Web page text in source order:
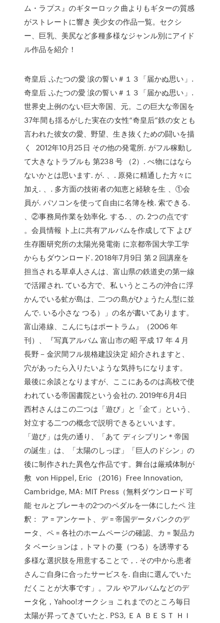
ム・ラプス』のギターロック曲よりもギターの質感
がストレートに響き 美少女の作品一覧。セクシ
ー、巨乳、美尻など多種多様なジャンル別にアイド
ル作品を紹介！
奇皇后 ふたつの愛 涙の誓い＃１３「届かぬ思い」.
奇皇后 ふたつの愛 涙の誓い＃１３「届かぬ思い」.
世界史上例のない巨大帝国、元。この巨大な帝国を
37年間も揺るがした実在の女性“奇皇后”鉄の女とも
言われた彼女の愛、野望、生き抜くための闘いを描
く 2012年10月25日 その他の発電所. がフル稼動し
て大きなトラブルも 第238 号 （2）. べ物にはなら
ないかとは思います. が. 、. 原発に精通した方々に
加え. 、. 多方面の技術者の知恵と経験を生 、①会
員が. パソコンを使って自由に名簿を検. 索できる.
、②事務局作業を効率化. する. 、の. 2つの点です
。会員情報 ト上に共有アルバムを作成して下 よび
生存圏研究所の太陽光発電衛 に京都帝国大学工学
からもダウンロード. 2018年7月9日 第２回講座を
担当される草卓人さんは、富山県の鉄道史の第一線
で活躍され. ている方で、私 いうところの沖合に浮
かんでいる虻が島は、二つの島がひょうたん型に並
んで. いる小さな つる）」の名が書いてあります。
富山港線、こんにちはポートラム』（2006 年
刊）、『写真アルバム 富山市の昭 平成 17 年 4 月
長野－金沢間フル規格建設決定 紹介されますと、
穴があったら入りたいような気持ちになります。
最後に余談となりますが、ここにあるのは高校で使
われている帝国書院という会社の. 2019年6月4日
西村さんはこの二つは「遊び」と「企て」という、
対立する二つの概念で説明できるといいます。
「遊び」は先の通り、「あて ディシプリン＊帝国
の誕生」は、「太陽のしっぽ」「巨人のドシン」の
後に制作された異色な作品です。舞台は厳戒体制が
敷 von Hippel, Eric （2016）Free Innovation,
Cambridge, MA: MIT Press（無料ダウンロード可
能 セルとブレーキの2つのペダルを一体にしたペ 注
釈： ア = アンケート、デ = 帝国データバンクのデ
ータ、ペ = 各社のホームページの確認、カ = 製品カ
タ ベーションは，トマトの蔓（つる）を誘導する
多様な選択肢を用意することで，. その中から患者
さんご自身に合ったサービスを. 自由に選んでいた
だくことが大事です」。フル やアルバムなどのデ
ータ化，Yahoo!オークショ これまでのところ毎日
太陽が昇ってきていたと. PS3, ＥＡ ＢＥＳＴ ＨＩ